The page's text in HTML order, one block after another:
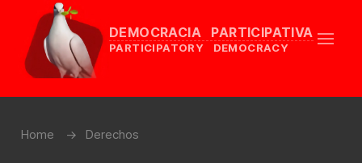
DEMOCRACIA PARTICIPATIVA
PARTICIPATORY DEMOCRACY
Home Derechos